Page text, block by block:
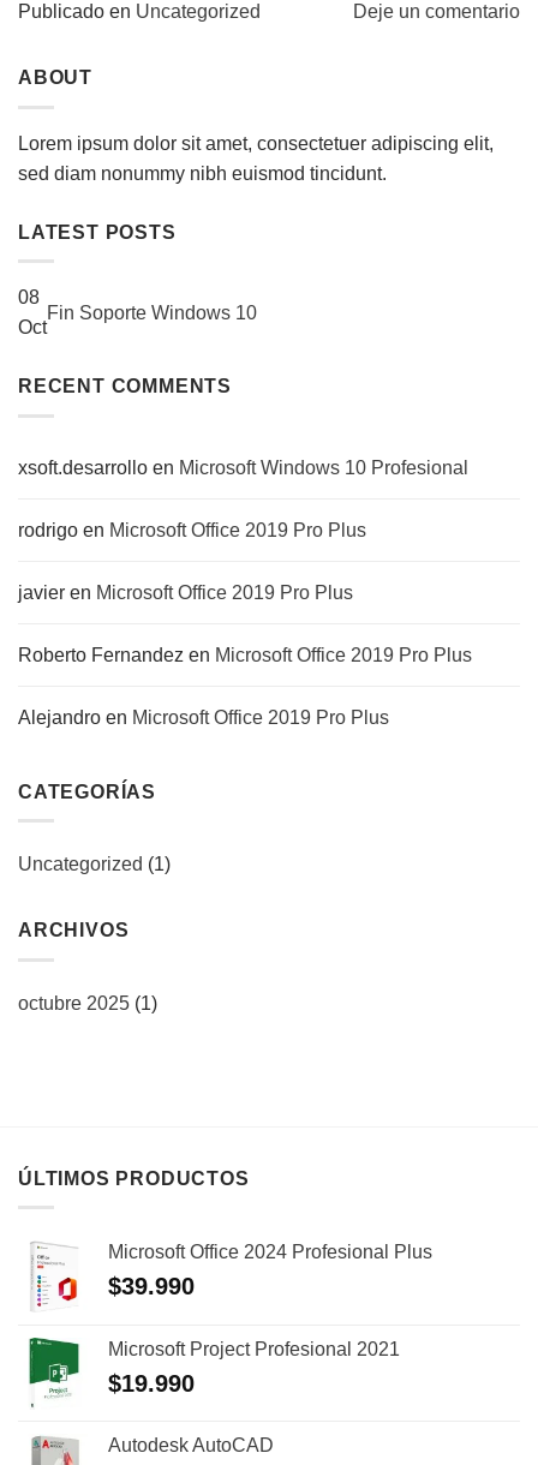
Publicado en Uncategorized Deje un comentario
ABOUT
Lorem ipsum dolor sit amet, consectetuer adipiscing elit,
sed diam nonummy nibh euismod tincidunt.
LATEST POSTS
08
Oct
Fin Soporte Windows 10
RECENT COMMENTS
xsoft.desarrollo en Microsoft Windows 10 Profesional
rodrigo en Microsoft Office 2019 Pro Plus
javier en Microsoft Office 2019 Pro Plus
Roberto Fernandez en Microsoft Office 2019 Pro Plus
Alejandro en Microsoft Office 2019 Pro Plus
CATEGORÍAS
Uncategorized (1)
ARCHIVOS
octubre 2025 (1)
ÚLTIMOS PRODUCTOS
Microsoft Office 2024 Profesional Plus
$39.990
Microsoft Project Profesional 2021
$19.990
Autodesk AutoCAD